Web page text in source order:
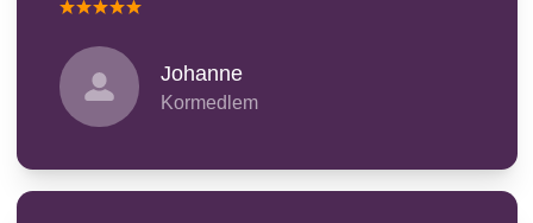
Johanne
Kormedlem